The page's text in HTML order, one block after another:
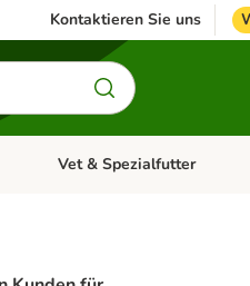
Kontaktieren Sie uns
Hundezubehör
Kategorie-Menü öffnen:
Vet & Spezialfutter